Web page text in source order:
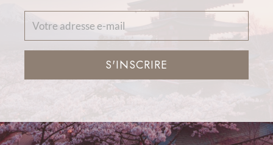
S'INSCRIRE